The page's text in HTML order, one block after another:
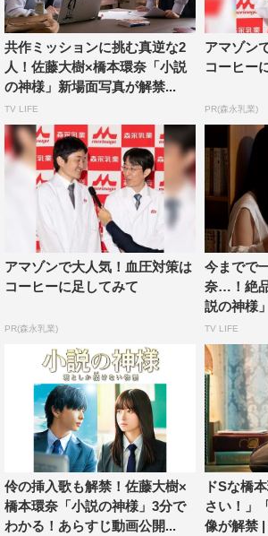
また、カメラが回っていない時に、両
びるお茶目な橋本のオフショットも公
キャラクターの詩凪とのギャップに、
てしまうだろう。
＜作品情報＞
「小説の神様 君としか描けない物語」
2020年10月2日（金）全国公開
出演：佐藤大樹（EXILE/FANTASTICS
佐藤流司 杏花 莉子 山本未來 片岡
共作ミッションに挑む真逆な2
人！佐藤大樹×橋本環奈「小説
の神様」新場面写真が解禁...
TV LIFE
アマゾン
コーヒー
PR(森永乳業)
アマゾンで大人気！血圧対策は
コーヒーに足してみて
PR(森永乳業)
今までで
奈…！絶
説の神様
TV LIFE
伶の挿入歌も解禁！佐藤大樹×
橋本環奈「小説の神様」3分で
わかる！あらすじ動画公開...
ドSな橋
さい！」
像が解禁